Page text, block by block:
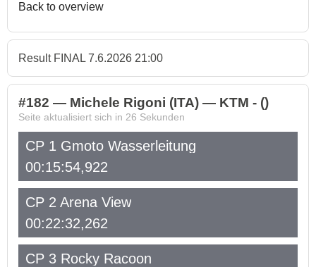
Back to overview
Result FINAL 7.6.2026 21:00
#182 — Michele Rigoni (ITA) — KTM - ()
Seite aktualisiert sich in 26 Sekunden
CP 1 Gmoto Wasserleitung
00:15:54,922
CP 2 Arena View
00:22:32,262
CP 3 Rocky Racoon